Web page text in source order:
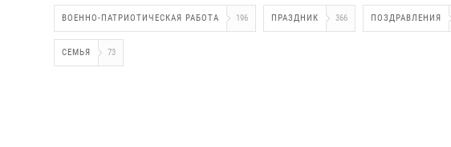
ВОЕННО-ПАТРИОТИЧЕСКАЯ РАБОТА 196 ПРАЗДНИК 366 ПОЗДРАВЛЕНИЯ
СЕМЬЯ 73